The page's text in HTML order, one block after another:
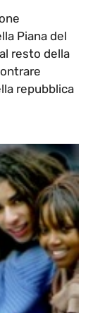
Piana del
resto della
repubblica